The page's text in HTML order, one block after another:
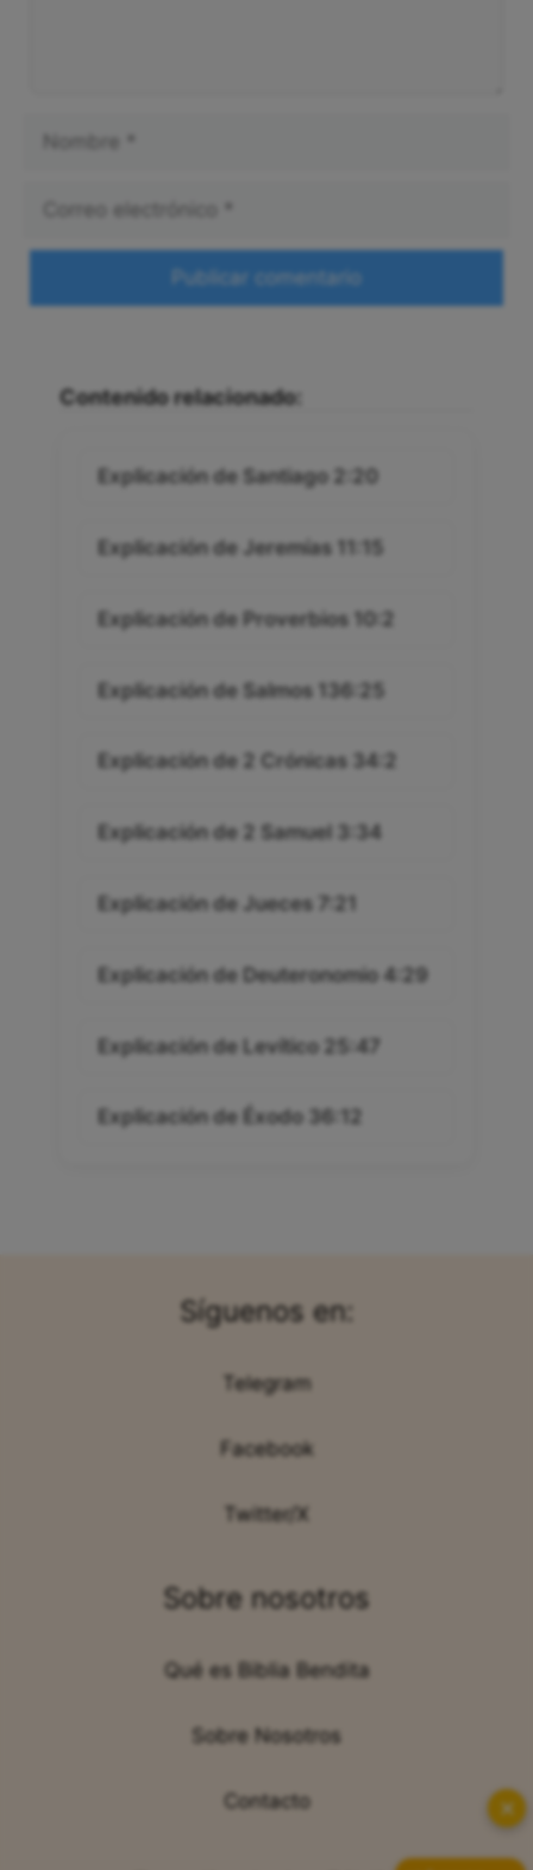
Contenido relacionado:
Explicación de Santiago 2:20
Explicación de Jeremías 11:15
Explicación de Proverbios 10:2
Explicación de Salmos 136:25
Explicación de 2 Crónicas 34:2
Explicación de 2 Samuel 3:34
Explicación de Jueces 7:21
Explicación de Deuteronomio 4:29
Explicación de Levítico 25:47
Explicación de Éxodo 36:12
Síguenos en:
Telegram
Facebook
Twitter/X
Sobre nosotros
Qué es Biblia Bendita
Sobre Nosotros
Contacto ✕